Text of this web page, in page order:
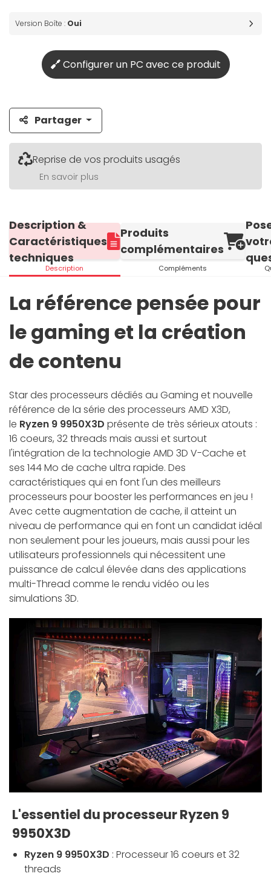
Version Boîte : Oui
Configurer un PC avec ce produit
Partager
Reprise de vos produits usagés
En savoir plus
Description &
Caractéristiques
techniques
Description
Produits
complémentaires
Compléments
La référence pensée pour
le gaming et la création
de contenu
Star des processeurs dédiés au Gaming et nouvelle
référence de la série des processeurs AMD X3D,
le Ryzen 9 9950X3D présente de très sérieux atouts :
16 coeurs, 32 threads mais aussi et surtout
l'intégration de la technologie AMD 3D V-Cache et
ses 144 Mo de cache ultra rapide. Des
caractéristiques qui en font l'un des meilleurs
processeurs pour booster les performances en jeu !
Avec cette augmentation de cache, il atteint un
niveau de performance qui en font un candidat idéal
non seulement pour les joueurs, mais aussi pour les
utilisateurs professionnels qui nécessitent une
puissance de calcul élevée dans des applications
multi-Thread comme le rendu vidéo ou les
simulations 3D.
L'essentiel du processeur Ryzen 9
9950X3D
Ryzen 9 9950X3D : Processeur 16 coeurs et 32
threads